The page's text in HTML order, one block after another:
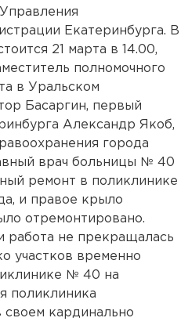
Екатеринбурга. В
21 марта в 14.00,
полномочного
в Уральском
Басаргин, первый
Александр Якоб,
города
врач больницы № 40
ремонт в поликлинике
и правое крыло
отремонтировано.
работа не прекращалась
участков временно
№ 40 на
поликлиника
своем кардинально